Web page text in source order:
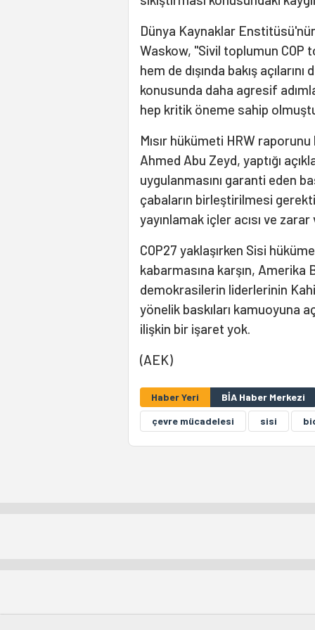
Dünya Kaynaklar
Waskow, "Sivil toplumun COP
hem de dışında bakış
konusunda daha agresif
hep kritik öneme sahip
Mısır hükümeti HRW raporunu
Ahmed Abu Zeyd, yaptığı
uygulanmasını garanti eden
çabaların birleştirilmesi
yayınlamak içler acısı ve
COP27 yaklaşırken Sisi
kabarmasına karşın,
demokrasilerin liderlerinin
yönelik baskıları kamuoyuna
ilişkin bir işaret yok.
(AEK)
Haber Yeri
BİA Haber Merkezi
çevre mücadelesi
sisi